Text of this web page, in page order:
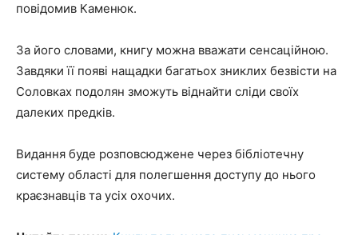
повідомив Каменюк.
За його словами, книгу можна вважати сенсаційною.
Завдяки її появі нащадки багатьох зниклих безвісти на
Соловках подолян зможуть віднайти сліди своїх
далеких предків.
Видання буде розповсюджене через бібліотечну
систему області для полегшення доступу до нього
краєзнавців та усіх охочих.